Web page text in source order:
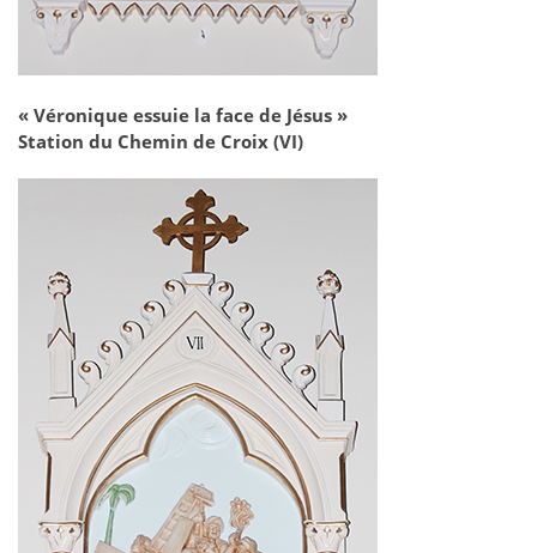
« Véronique essuie la face de Jésus »
Station du Chemin de Croix (VI)